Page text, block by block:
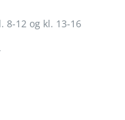
8-12 og kl. 13-16